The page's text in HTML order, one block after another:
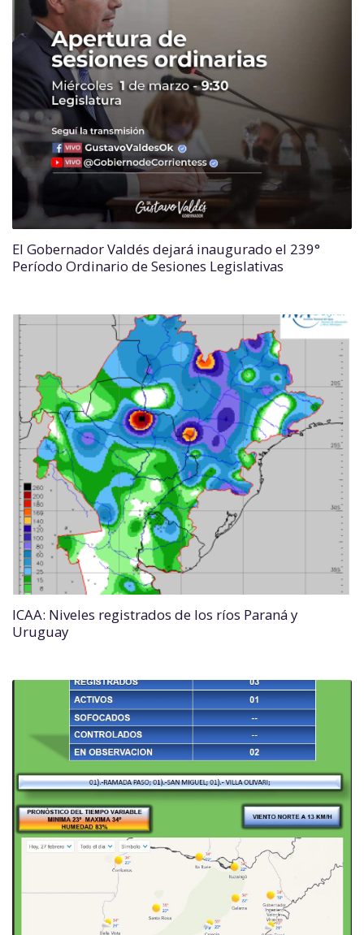
El Gobernador Valdés dejará inaugurado el 239°
Período Ordinario de Sesiones Legislativas
ICAA: Niveles registrados de los ríos Paraná y
Uruguay